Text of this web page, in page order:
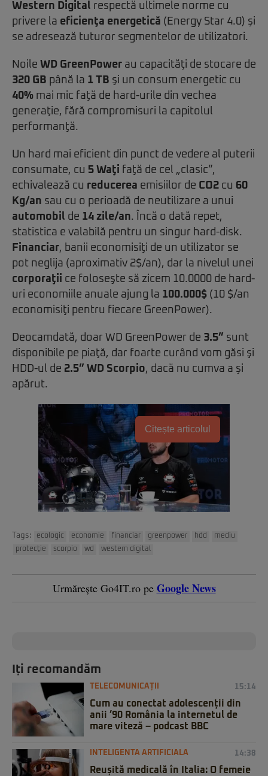
Western Digital respectă ultimele norme cu
privere la eficienţa energetică (Energy Star 4.0) şi
se adresează tuturor segmentelor de utilizatori.
Noile WD GreenPower au capacităţi de stocare de
320 GB până la 1 TB şi un consum energetic cu
40% mai mic faţă de hard-urile din vechea
generaţie, fără compromisuri la capitolul
performanţă.
Un hard mai eficient din punct de vedere al puterii
consumate, cu 5 Waţi faţă de cel „clasic”,
echivalează cu reducerea emisiilor de CO2 cu 60
Kg/an sau cu o perioadă de neutilizare a unui
automobil de 14 zile/an. Încă o dată repet,
statistica e valabilă pentru un singur hard-disk.
Financiar, banii economisiţi de un utilizator se
pot neglija (aproximativ 2$/an), dar la nivelul unei
corporaţii ce foloseşte să zicem 10.0000 de hard-
uri economiile anuale ajung la 100.000$ (10 $/an
economisiţi pentru fiecare GreenPower).
Deocamdată, doar WD GreenPower de 3.5” sunt
disponibile pe piaţă, dar foarte curând vom găsi şi
HDD-ul de 2.5” WD Scorpio, dacă nu cumva a şi
apărut.
Citește articolul
Tags: ecologic economie financiar greenpower hdd
mediu
protecţie
scorpio wd western digital
Urmărește Go4IT.ro pe Google News
Iți recomandăm
TELECOMUNICAȚII 15:14
Cum au conectat adolescenții din
anii ’90 România la internetul de
mare viteză – podcast BBC
INTELIGENTA ARTIFICIALA 14:38
Reușită medicală în Italia: O femeie